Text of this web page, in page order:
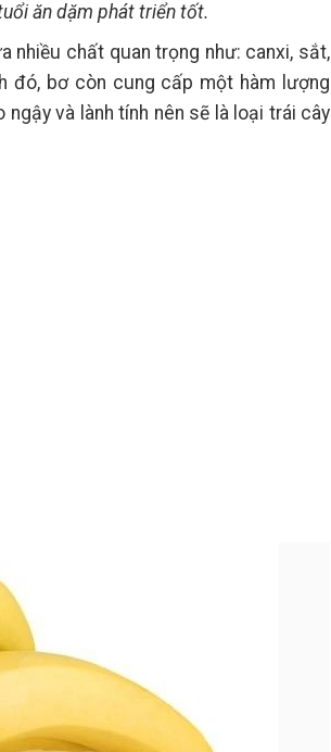
ăn dặm phát triển tốt.
nhiều chất quan trọng như: canxi, sắt,
đó, bơ còn cung cấp một hàm lượng
và lành tính nên sẽ là loại trái cây